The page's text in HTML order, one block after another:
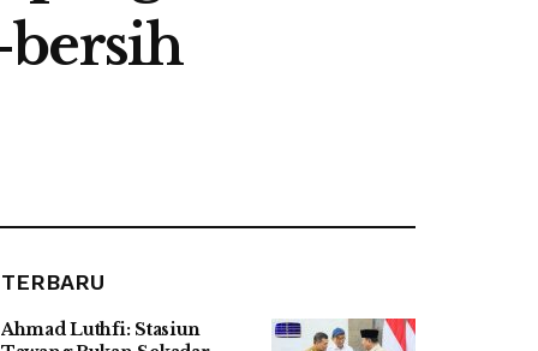
TERBARU
Ahmad Luthfi: Stasiun